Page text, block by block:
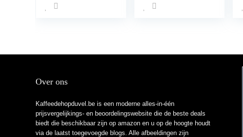
Veiligheidsontwerp
cerijen/Peper met
Portable Grinder
Over ons
Kaffeedehopduvel.be is een moderne alles-in-één
prijsvergelijkings- en beoordelingswebsite die de beste deals
biedt die beschikbaar zijn op amazon en u op de hoogte houdt
via de laatst toegevoegde blogs. Alle afbeeldingen zijn